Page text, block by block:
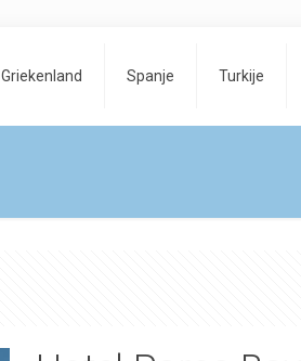
Griekenland Spanje Turkije